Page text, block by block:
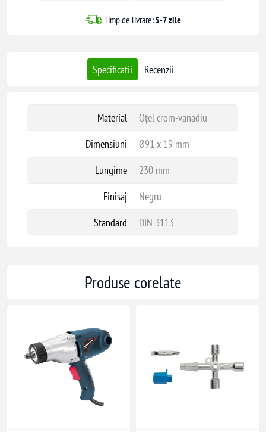
Timp de livrare:5-7 zile
Specificatii Recenzii
Material
Oțel crom-vanadiu
Dimensiuni
Ø91 x 19 mm
Lungime
230 mm
Finisaj
Negru
Standard
DIN 3113
Produse corelate